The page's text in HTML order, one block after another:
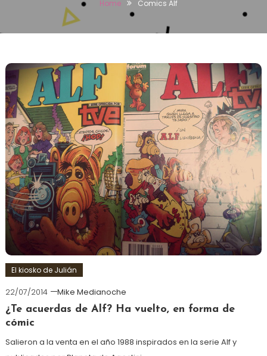
Home Comics Alf
El kiosko de Julián
22/07/2014
Mike Medianoche
¿Te acuerdas de Alf? Ha vuelto, en forma de
cómic
Salieron a la venta en el año 1988 inspirados en la serie Alf y